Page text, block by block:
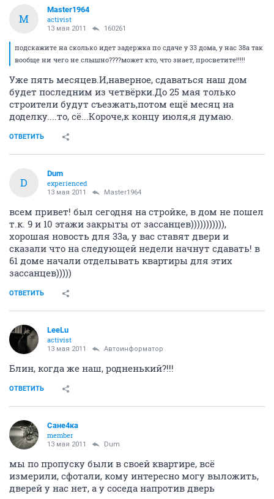
M
Master1964
activist
13 мая 2011 160261
подскажите на сколько идет задержка по сдаче у 33 дома, у нас 38а так
вообще ни чего не слышно????может кто, что знает, просветите!!!!!
Уже пять месяцев.И,наверное, сдаваться наш дом
будет последним из четвёрки.До 25 мая только
строители будут съезжать,потом ещё месяц на
доделку....то, сё...Короче,к концу июля,я думаю.
ОТВЕТИТЬ
D
Dum
experienced
13 мая 2011 Master1964
всем привет! был сегодня на стройке, в дом не пошел
т.к. 9 и 10 этажи закрыты от зассанцев))))))))))),
хорошая новость для 33а, у вас ставят двери и
сказали что на следующей недели начнут сдавать! в
61 доме начали отделывать квартиры для этих
зассанцев)))))
ОТВЕТИТЬ
LeeLu
activist
13 мая 2011 Автоинформатор
Блин, когда же наш, родненький?!!!
ОТВЕТИТЬ
Сане4ка
member
13 мая 2011 Dum
мы по пропуску были в своей квартире, всё
измерили, сфотали, кому интересно могу выложить,
дверей у нас нет, а у соседа напротив дверь